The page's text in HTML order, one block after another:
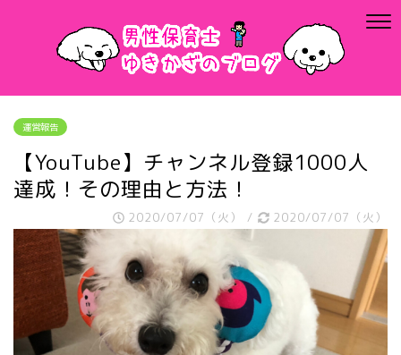
運営報告
【YouTube】チャンネル登録1000人
達成！その理由と方法！
2020/07/07（火） / 2020/07/07（火）